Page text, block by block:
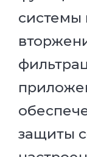
системы
защиты